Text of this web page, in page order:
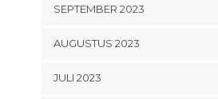
SEPTEMBER 2023
AUGUSTUS 2023
JULI 2023